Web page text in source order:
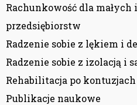
Rachunkowość dla małych
przedsiębiorstw
Radzenie sobie z lękiem i
Radzenie sobie z izolacją i
Rehabilitacja po
Publikacje naukowe